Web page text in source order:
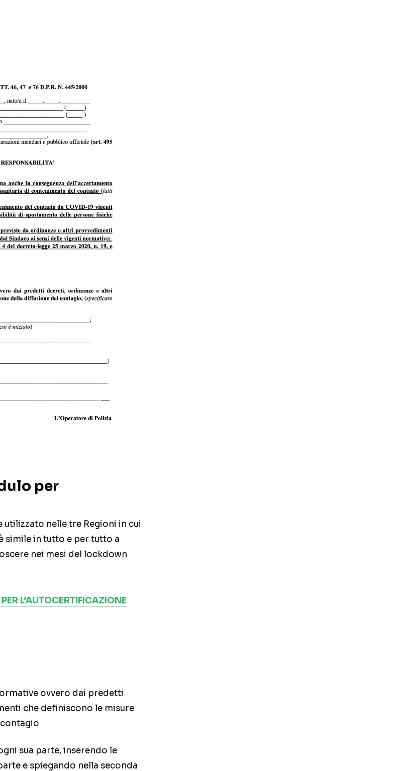
per
utilizzato nelle tre Regioni in cui
simile in tutto e per tutto a
nei mesi del lockdown
L’AUTOCERTIFICAZIONE
ovvero dai predetti
che definiscono le misure
sua parte, inserendo le
e spiegando nella seconda